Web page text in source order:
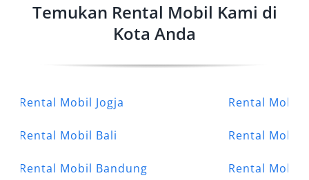
Temukan Rental Mobil Kami di
Kota Anda
Rental Mobil Jogja
Rental Mobil Bali
Rental Mobil Bandung
Rental Mobil
Rental Mobil
Rental Mobil